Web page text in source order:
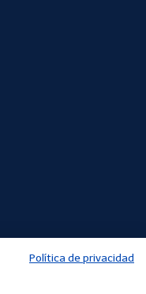
Política de privacidad